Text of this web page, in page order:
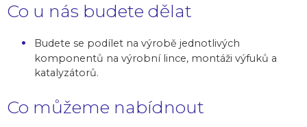
Co u nás budete dělat
Budete se podílet na výrobě jednotlivých
komponentů na výrobní lince, montáži výfuků a
katalyzátorů.
Co můžeme nabídnout